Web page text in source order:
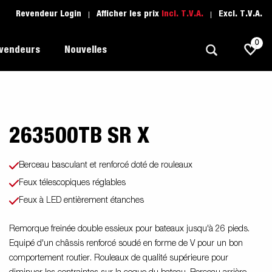
Revendeur Login Afficher les prix Incl. T.V.A. Excl. T.V.A.
Polyvalent
Transport de véhicule
Remorques Pour Professionnels
Sports Nautiques
L'école de conduite
1205 Limited Edition
Nouvelles
0
263500TB SR X
Berceau basculant et renforcé doté de rouleaux
Feux télescopiques réglables
Feux à LED entièrement étanches
Remorque freinée double essieux pour bateaux jusqu'à 26 pieds.
Equipé d'un châssis renforcé soudé en forme de V pour un bon
comportement routier. Rouleaux de qualité supérieure pour